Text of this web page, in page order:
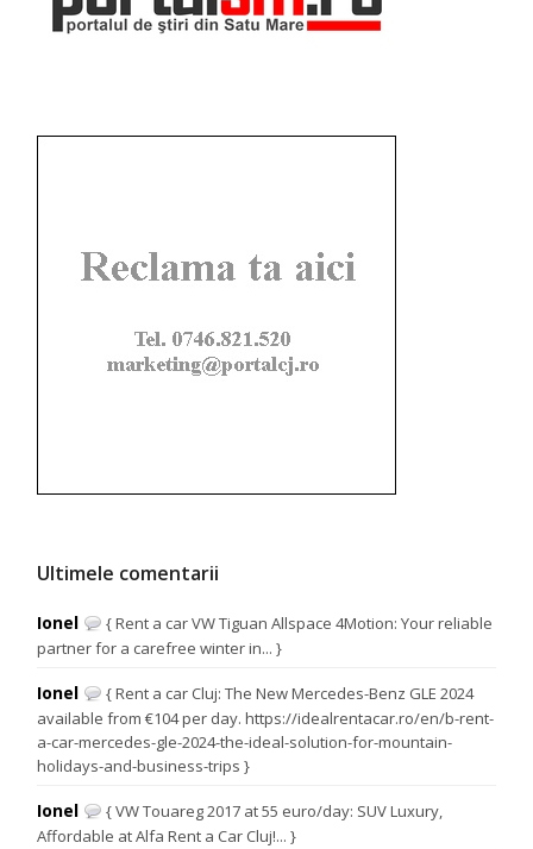
Ultimele comentarii
Ionel
{ Rent a car VW Tiguan Allspace 4Motion: Your reliable
partner for a carefree winter in... }
Ionel
{ Rent a car Cluj: The New Mercedes-Benz GLE 2024
available from €104 per day. https://idealrentacar.ro/en/b-rent-
a-car-mercedes-gle-2024-the-ideal-solution-for-mountain-
holidays-and-business-trips }
Ionel
{ VW Touareg 2017 at 55 euro/day: SUV Luxury,
Affordable at Alfa Rent a Car Cluj!... }